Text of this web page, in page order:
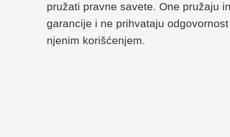
pružati pravne savete. One pružaju
garancije i ne prihvataju
njenim korišćenjem.